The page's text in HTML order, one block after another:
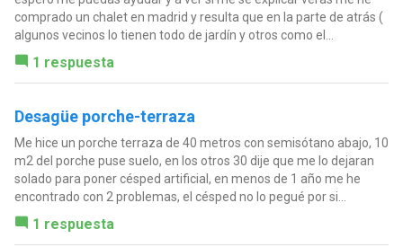
comprado un chalet en madrid y resulta que en la parte de atrás (
algunos vecinos lo tienen todo de jardín y otros como el...
1 respuesta
Desagüe porche-terraza
Me hice un porche terraza de 40 metros con semisótano abajo, 10
m2 del porche puse suelo, en los otros 30 dije que me lo dejaran
solado para poner césped artificial, en menos de 1 año me he
encontrado con 2 problemas, el césped no lo pegué por si...
1 respuesta